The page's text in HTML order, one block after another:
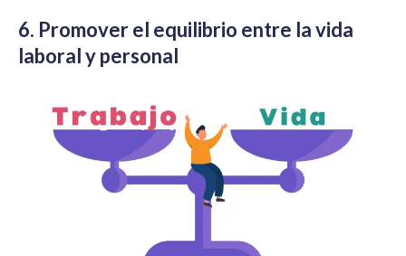
6. Promover el equilibrio entre la vida
laboral y personal